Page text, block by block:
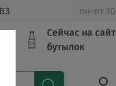
пн-пт
Сейчас на
бутылок